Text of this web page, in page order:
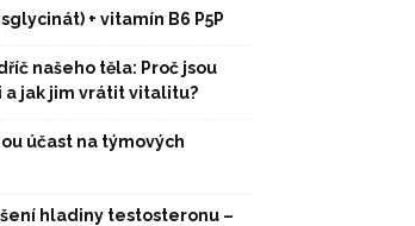
+ vitamín B6 P5P
našeho těla: Proč jsou
a jak jim vrátit vitalitu?
účast na týmových
hladiny testosteronu –